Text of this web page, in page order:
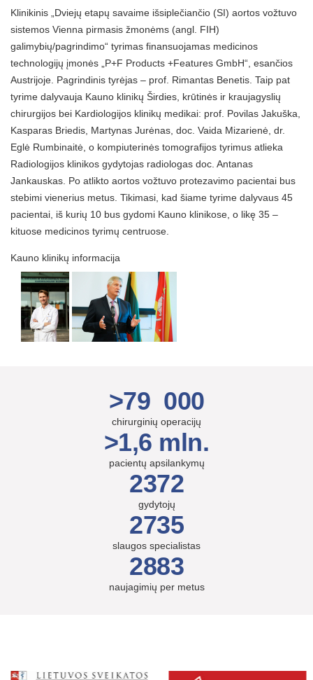
Klinikinis „Dviejų etapų savaime išsiplečiančio (SI) aortos vožtuvo
sistemos Vienna pirmasis žmonėms (angl. FIH)
galimybių/pagrindimo“ tyrimas finansuojamas medicinos
technologijų įmonės „P+F Products +Features GmbH“, esančios
Austrijoje. Pagrindinis tyrėjas – prof. Rimantas Benetis. Taip pat
tyrime dalyvauja Kauno klinikų Širdies, krūtinės ir kraujagyslių
chirurgijos bei Kardiologijos klinikų medikai: prof. Povilas Jakuška,
Kasparas Briedis, Martynas Jurėnas, doc. Vaida Mizarienė, dr.
Eglė Rumbinaitė, o kompiuterinės tomografijos tyrimus atlieka
Radiologijos klinikos gydytojas radiologas doc. Antanas
Jankauskas. Po atlikto aortos vožtuvo protezavimo pacientai bus
stebimi vienerius metus. Tikimasi, kad šiame tyrime dalyvaus 45
pacientai, iš kurių 10 bus gydomi Kauno klinikose, o likę 35 –
kituose medicinos tyrimų centruose.
Kauno klinikų informacija
>79 000
chirurginių operacijų
>1,6 mln.
pacientų apsilankymų
2372
gydytojų
2735
slaugos specialistas
2883
naujagimių per metus